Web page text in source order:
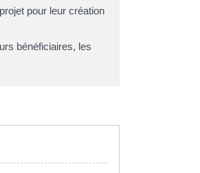
pour leur création
bénéficiaires, les